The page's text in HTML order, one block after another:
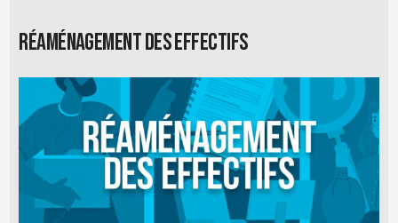
Réaménagement des effectifs